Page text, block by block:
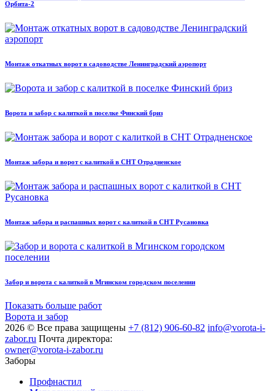
Орбита-2
Монтаж откатных ворот в садоводстве Ленинградский аэропорт
Ворота и забор с калиткой в поселке Финский бриз
Монтаж забора и ворот с калиткой в СНТ Отрадненское
Монтаж забора и распашных ворот с калиткой в СНТ Русановка
Забор и ворота с калиткой в Мгинском городском поселении
Показать больше работ
Ворота и забор
2026 © Все права защищены +7 (812) 906-60-82 info@vorota-i-
zabor.ru Почта директора:
owner@vorota-i-zabor.ru
Заборы
Профнастил